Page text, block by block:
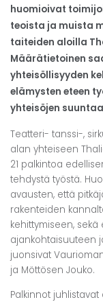
huomioivat
teoista ja muista
taiteiden aloilla
Määrätietoinen
yhteisöllisyyden
elämysten eteen
yhteisöjen
Teatteri- tanssi-,
alan yhteiseen
21 palkintoa
tehdystä työstä.
avausten, että
rakenteiden
kehittymiseen,
ajankohtaisuuteen
juonsivat
ja Möttösen Jouko.
Palkinnot